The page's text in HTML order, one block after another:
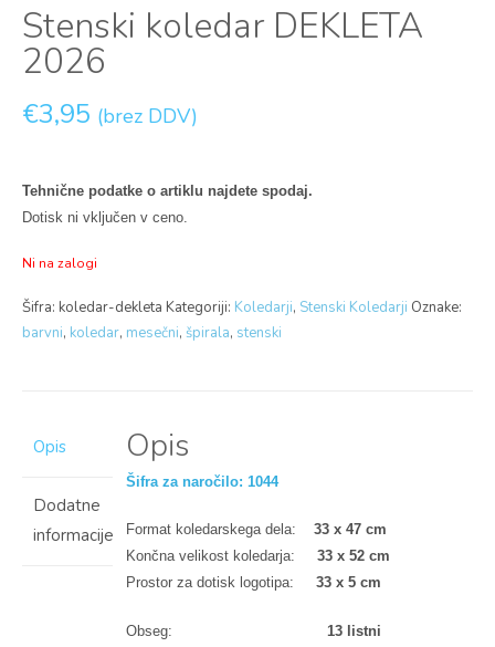
Stenski koledar DEKLETA
2026
€3,95 (brez DDV)
Tehnične podatke o artiklu najdete spodaj.
Dotisk ni vključen v ceno.
Ni na zalogi
Šifra: koledar-dekleta Kategoriji: Koledarji, Stenski Koledarji Oznake:
barvni, koledar, mesečni, špirala, stenski
Opis
Dodatne
informacije
Opis
Šifra za naročilo: 1044
Format koledarskega dela: 33 x 47 cm
Končna velikost koledarja: 33 x 52 cm
Prostor za dotisk logotipa: 33 x 5 cm
Obseg: 13 listni